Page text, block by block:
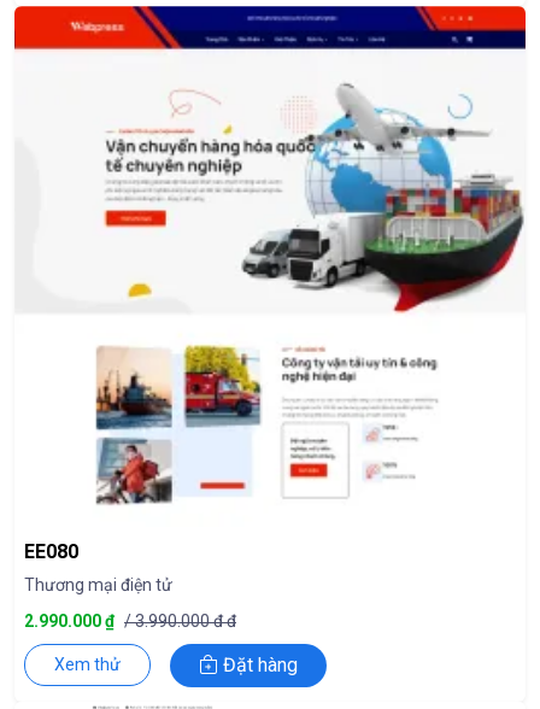
EE080
Thương mại điện tử
2.990.000 ₫ / 3.990.000 đ đ
Xem thử Đặt hàng